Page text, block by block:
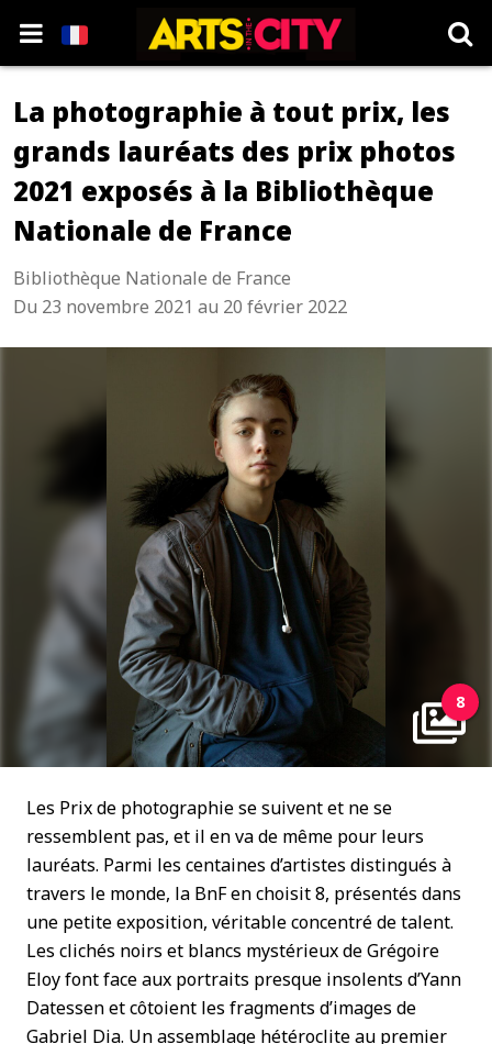
La photographie à tout prix, les
grands lauréats des prix photos
2021 exposés à la Bibliothèque
Nationale de France
Bibliothèque Nationale de France
Du 23 novembre 2021 au 20 février 2022
8
Les Prix de photographie se suivent et ne se
ressemblent pas, et il en va de même pour leurs
lauréats. Parmi les centaines d’artistes distingués à
travers le monde, la BnF en choisit 8, présentés dans
une petite exposition, véritable concentré de talent.
Les clichés noirs et blancs mystérieux de Grégoire
Eloy font face aux portraits presque insolents d’Yann
Datessen et côtoient les fragments d’images de
Gabriel Dia. Un assemblage hétéroclite au premier